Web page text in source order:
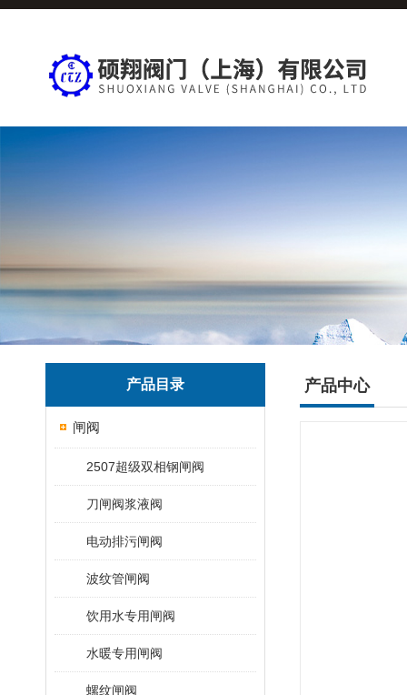
产品目录
闸阀
2507超级双相钢闸阀
刀闸阀浆液阀
电动排污闸阀
波纹管闸阀
饮用水专用闸阀
水暖专用闸阀
螺纹闸阀
产品中心